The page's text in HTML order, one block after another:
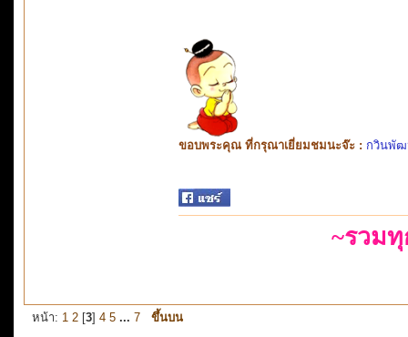
ขอบพระคุณ ที่กรุณาเยี่ยมชมนะจ๊ะ : กวินพั
~รวม
หน้า: 1 2 [3] 4 5 ... 7 ขึ้นบน